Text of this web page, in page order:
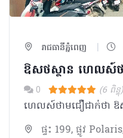
រាជធានីភ្នំពេញ |
ឱសថស្ថាន ហេលស៍ថ
0 (6 ពិន្ទុ)
ផ្ទះ 199, ផ្លូវ